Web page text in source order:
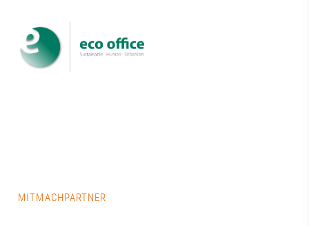
MITMACHPARTNER